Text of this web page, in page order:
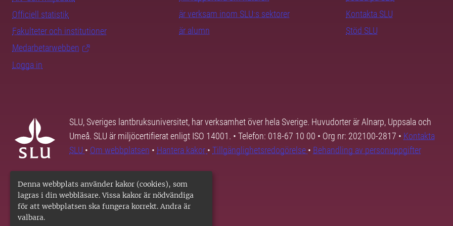
Denna webbplats använder kakor (cookies), som
lagras i din webbläsare. Vissa kakor är nödvändiga
för att webbplatsen ska fungera korrekt. Andra är
valbara.
Officiell statistik
Fakulteter och institutioner
Medarbetarwebben
Logga in
är verksam inom SLU:s sektorer
är alumn
Kontakta SLU
Stöd SLU
SLU, Sveriges lantbruksuniversitet, har verksamhet över hela Sverige. Huvudorter är Alnarp, Uppsala och
Umeå. SLU är miljöcertifierat enligt ISO 14001. • Telefon: 018-67 10 00 • Org nr: 202100-2817 • Kontakta
SLU • Om webbplatsen • Hantera kakor • Tillgänglighetsredogörelse • Behandling av personuppgifter